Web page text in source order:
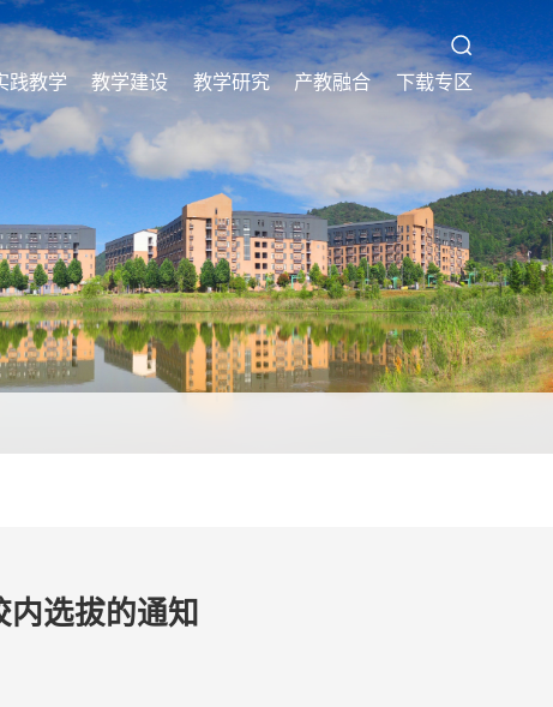
践教学 教学建设 教学研究 产教融合 下载专区
选拔的通知